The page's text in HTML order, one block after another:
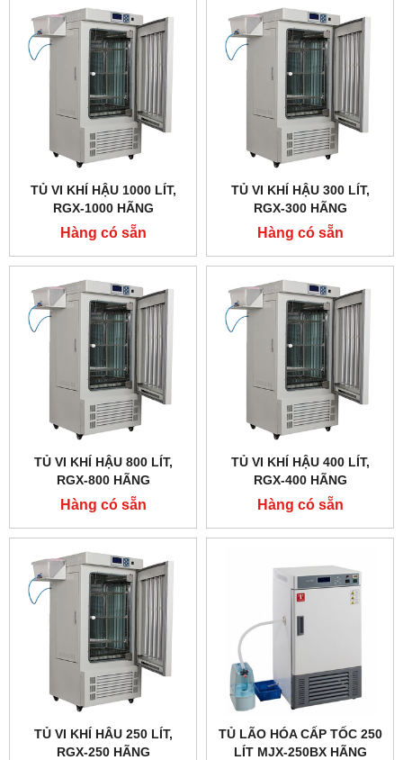
TỦ VI KHÍ HẬU 1000 LÍT,
RGX-1000 HÃNG
TAISITELAB
Hàng có sẵn
TỦ VI KHÍ HẬU 300 LÍT,
RGX-300 HÃNG
TAISITELAB
Hàng có sẵn
TỦ VI KHÍ HẬU 800 LÍT,
RGX-800 HÃNG
TAISITELAB
Hàng có sẵn
TỦ VI KHÍ HẬU 400 LÍT,
RGX-400 HÃNG
TAISITELAB
Hàng có sẵn
TỦ VI KHÍ HÂU 250 LÍT,
RGX-250 HÃNG
TỦ LÃO HÓA CẤP TỐC 250
LÍT MJX-250BX HÃNG